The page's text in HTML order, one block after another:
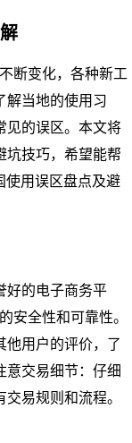
断变化，各种新工
解当地的使用习
见的误区。本文将
坑技巧，希望能帮
使用误区盘点及避
好的电子商务平
安全性和可靠性。
他用户的评价，了
意交易细节：仔细
易规则和流程。